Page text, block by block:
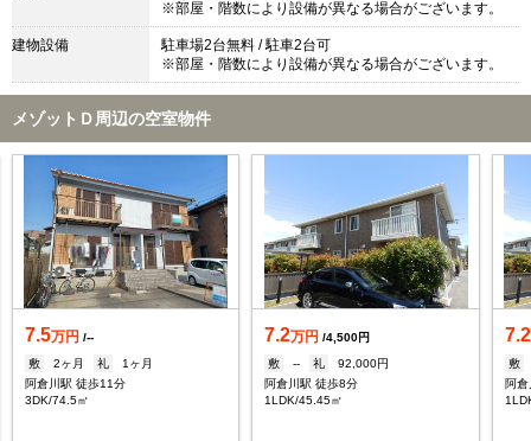
※部屋・階数により設備が異なる場合がございます。
建物設備
駐車場2台無料 / 駐車2台可
※部屋・階数により設備が異なる場合がございます。
メゾットＤ周辺の空室物件
7.5万円 /--
敷
2ヶ月 礼
1ヶ月
阿倉川駅 徒歩11分
3DK/74.5㎡
7.2万円 /4,500円
敷
-- 礼
92,000円
阿倉川駅 徒歩8分
1LDK/45.45㎡
7.2
敷
阿倉